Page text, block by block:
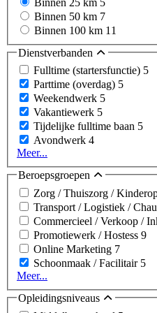
Binnen 50 km 7
Binnen 100 km 11
Dienstverbanden
Fulltime (startersfunctie) 5
Parttime (overdag) 5
Weekendwerk 5
Vakantiewerk 5
Tijdelijke fulltime baan 5
Avondwerk 4
Meer...
Beroepsgroepen
Zorg / Thuiszorg /
Transport / Logistiek /
Commercieel / Verkoop /
Promotiewerk / Hostess 9
Online Marketing 7
Schoonmaak / Facilitair 5
Meer...
Opleidingsniveaus